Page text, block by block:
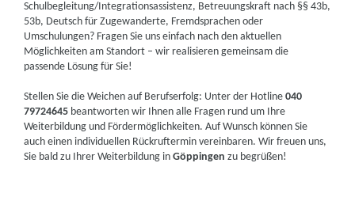
Schulbegleitung/Integrationsassistenz, Betreuungskraft nach §§ 43b,
53b, Deutsch für Zugewanderte, Fremdsprachen oder
Umschulungen? Fragen Sie uns einfach nach den aktuellen
Möglichkeiten am Standort – wir realisieren gemeinsam die
passende Lösung für Sie!
Stellen Sie die Weichen auf Berufserfolg: Unter der Hotline040
79724645 beantworten wir Ihnen alle Fragen rund um Ihre
Weiterbildung und Fördermöglichkeiten. Auf Wunsch können Sie
auch einen individuellen Rückruftermin vereinbaren. Wir freuen uns,
Sie bald zu Ihrer Weiterbildung inGöppingen zu begrüßen!